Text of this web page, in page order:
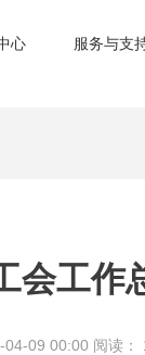
心 服务与支
会工作
04-09 00:00 阅读：